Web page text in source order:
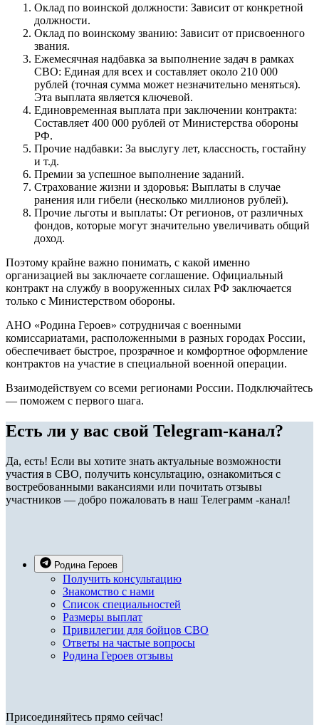
Оклад по воинской должности: Зависит от конкретной
должности.
Оклад по воинскому званию: Зависит от присвоенного
звания.
Ежемесячная надбавка за выполнение задач в рамках
СВО: Единая для всех и составляет около 210 000
рублей (точная сумма может незначительно меняться).
Эта выплата является ключевой.
Единовременная выплата при заключении контракта:
Составляет 400 000 рублей от Министерства обороны
РФ.
Прочие надбавки: За выслугу лет, классность, гостайну
и т.д.
Премии за успешное выполнение заданий.
Страхование жизни и здоровья: Выплаты в случае
ранения или гибели (несколько миллионов рублей).
Прочие льготы и выплаты: От регионов, от различных
фондов, которые могут значительно увеличивать общий
доход.
Поэтому крайне важно понимать, с какой именно
организацией вы заключаете соглашение. Официальный
контракт на службу в вооруженных силах РФ заключается
только с Министерством обороны.
АНО «Родина Героев» сотрудничая с военными
комиссариатами, расположенными в разных городах России,
обеспечивает быстрое, прозрачное и комфортное оформление
контрактов на участие в специальной военной операции.
Взаимодействуем со всеми регионами России. Подключайтесь
— поможем с первого шага.
Есть ли у вас свой Telegram-канал?
Да, есть! Если вы хотите знать актуальные возможности
участия в СВО, получить консультацию, ознакомиться с
востребованными вакансиями или почитать отзывы
участников — добро пожаловать в наш Телеграмм -канал!
Родина Героев
Получить консультацию
Знакомство с нами
Список специальностей
Размеры выплат
Привилегии для бойцов СВО
Ответы на частые вопросы
Родина Героев отзывы
Присоединяйтесь прямо сейчас!